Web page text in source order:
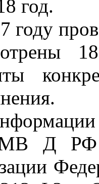
год.
году
Д РФ